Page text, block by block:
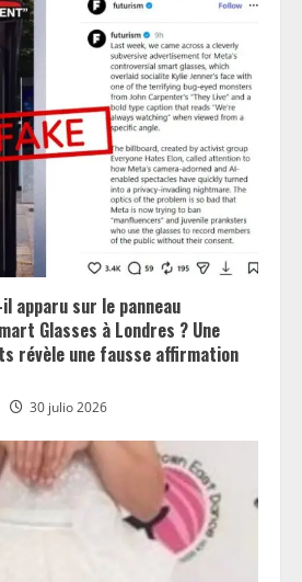
apparu sur le panneau
Glasses à Londres ? Une
révèle une fausse affirmation
30 julio 2026